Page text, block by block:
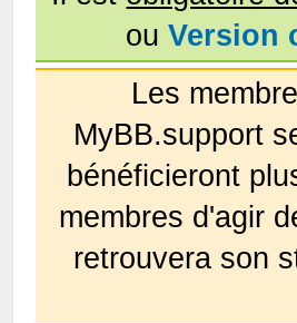
ouVersion
Les
MyBB.support
bénéficieront
membres d'agir
retrouvera son